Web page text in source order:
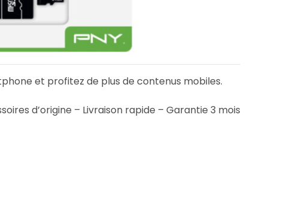
et profitez de plus de contenus mobiles.
d’origine – Livraison rapide – Garantie 3 mois